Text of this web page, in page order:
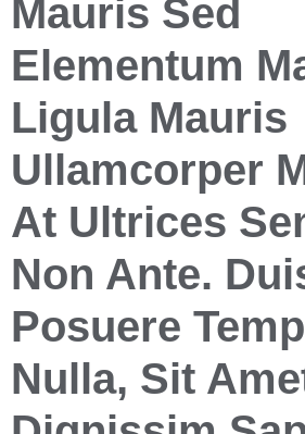
Mauris Sed
Elementum
Ligula Mauris
Ullamcorper
At Ultrices
Non Ante.
Posuere
Nulla, Sit